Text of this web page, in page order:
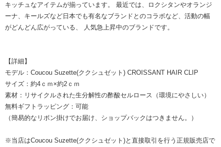
キッチュなアイテムが揃っています。 最近では、ロクシタンやオランジ
ーナ、キールズなど日本でも有名なブランドとのコラボなど、活動の幅
がどんどん広がっている、 人気急上昇中のブランドです。
【詳細】
モデル：Coucou Suzette(ククシュゼット) CROISSANT HAIR CLIP
サイズ：約4ｃｍ×約2ｃｍ
素材：リサイクルされた生分解性の酢酸セルロース（環境にやさしい）
無料ギフトラッピング：可能
（簡易的なリボン掛けでお届け、ショップバックはつきません。）
※当店はCoucou Suzette(ククシュゼット)と直接取引を行う正規販売店で